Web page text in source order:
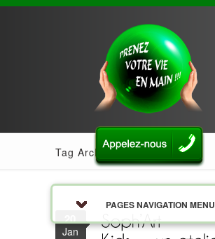
PAGES NAVIGATION MENU
Tag Archives: creativite
20
Jan